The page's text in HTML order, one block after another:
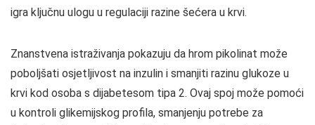
igra ključnu ulogu u regulaciji razine šećera u krvi.
Znanstvena istraživanja pokazuju da hrom pikolinat može
poboljšati osjetljivost na inzulin i smanjiti razinu glukoze u
krvi kod osoba s dijabetesom tipa 2. Ovaj spoj može pomoći
u kontroli glikemijskog profila, smanjenju potrebe za